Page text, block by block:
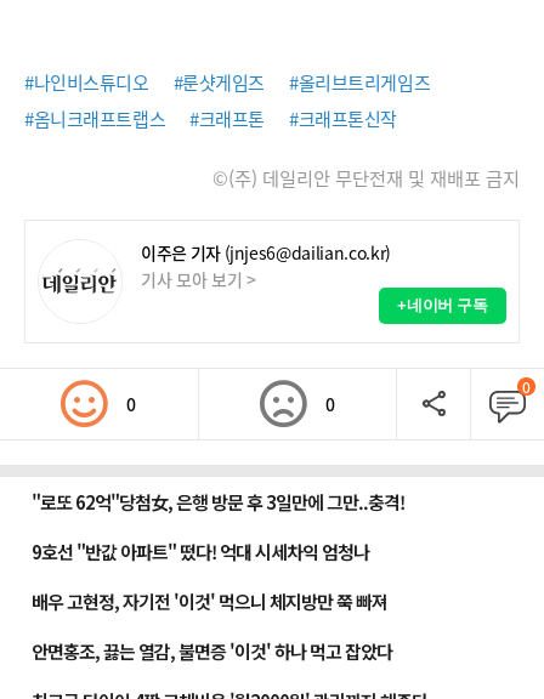
#나인비스튜디오 #룬샷게임즈
#올리브트리게임즈
#옴니크래프트랩스
#크래프톤 #크래프톤신작
©(주) 데일리안 무단전재 및 재배포 금지
이주은 기자 (jnjes6@dailian.co.kr)
기사 모아 보기 >
+네이버 구독
0 0
0